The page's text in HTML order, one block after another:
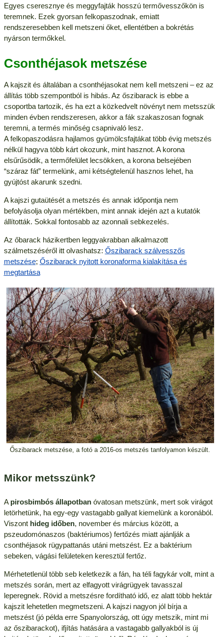
Egyes cseresznye és meggyfajták hosszú termővesszőkön is
teremnek. Ezek gyorsan felkopaszodnak, emiatt
rendszeresebben kell metszeni őket, ellentétben a bokrétás
nyárson termőkkel.
Csonthéjasok metszése
A kajszit és általában a csonthéjasokat nem kell metszeni – ez az
állítás több szempontból is hibás. Az őszibarack is ebbe a
csoportba tartozik, és ha ezt a közkedvelt növényt nem metsszük
minden évben rendszeresen, akkor a fák szakaszosan fognak
teremni, a termés minőség csapnivaló lesz.
A felkopaszodásra hajlamos gyümölcsfajtákat több évig metszés
nélkül hagyva több kárt okozunk, mint hasznot. A korona
elsűrűsödik, a termőfelület lecsökken, a korona belsejében
“száraz fát” termelünk, ami kétségtelenül hasznos lehet, ha
gyújtóst akarunk szedni.
A kajszi gutaütését a metszés és annak időpontja nem
befolyásolja olyan mértékben, mint annak idején azt a kutatók
állították. Sokkal fontosabb az azonnali sebkezelés.
Az őbarack házikertben leggyakrabban alkalmazott
szálmetszéséről itt olvashatsz: Őszibarack szálvesszős
metszése; Őszibarack nyitott koronaforma kialakítása és
megtartása
Őszibarack metszése, a fotó a 2016-os metszés tanfolyamon készült.
Mikor metsszünk?
A pirosbimbós állapotbanóvatosan metszünk, mert sok virágot
letörhetünk, ha egy-egy vastagabb gallyat kiemelünk a koronából.
Viszont hideg időben, november és március között, a
pszeudomónaszos (baktériumos) fertőzés miatt ajánlják a
csonthéjasok rügypattanás utáni metszést. Ez a baktérium
sebeken, vágási felületeken keresztül fertőz.
Mérhetetlenül több seb keletkezik a fán, ha téli fagykár volt, mint a
metszés során, mert az elfagyott virágrügyek tavasszal
leperegnek. Rövid a metszésre fordítható idő, ez alatt több hektár
kajszit lehetetlen megmetszeni. A kajszi nagyon jól bírja a
metszést (jó példa erre Spanyolország, ott úgy metszik, mint mi
az őszibarackot), ifjítás hatására a vastagabb gallyakból is új